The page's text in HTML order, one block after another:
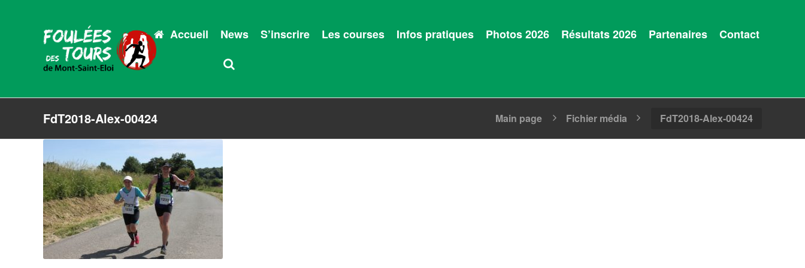
Accueil News S’inscrire Les courses Infos pratiques Photos 2026 Résultats 2026 Partenaires Contact
FdT2018-Alex-00424 Main page Fichier média FdT2018-Alex-00424